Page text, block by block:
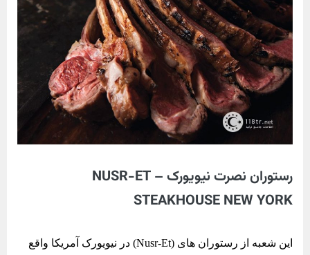
رستوران نصرت نیویورک – NUSR-ET
STEAKHOUSE NEW YORK
این شعبه از رستوران های (Nusr-Et) در نیویورک آمریکا واقع